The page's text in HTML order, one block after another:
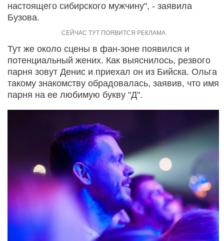
настоящего сибирского мужчину", - заявила
Бузова.
Тут же около сцены в фан-зоне появился и
потенциальный жених. Как выяснилось, резвого
парня зовут Денис и приехал он из Бийска. Ольга
такому знакомству обрадовалась, заявив, что имя
парня на ее любимую букву "Д".